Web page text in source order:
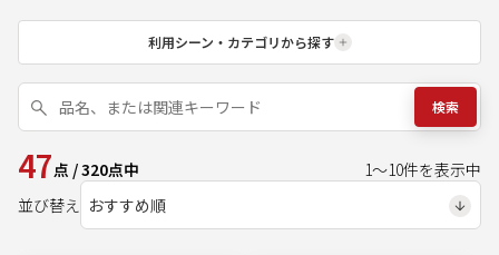
利用シーン・カテゴリから探す
検索
47点 /320点中 1～10件を表示中
並び替え